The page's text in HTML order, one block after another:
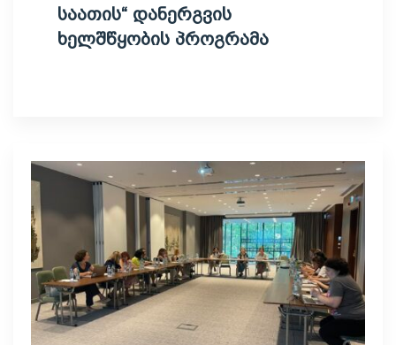
საათის“ დანერგვის
ხელშწყობის პროგრამა